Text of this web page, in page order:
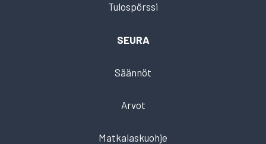
Tulospörssi
SEURA
Säännöt
Arvot
Matkalaskuohje